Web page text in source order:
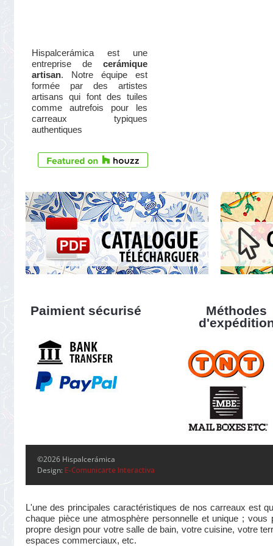
Hispalcerámica est une
entreprise de cerámique
artisan. Notre équipe est
formée par des artistes
artisans qui font des tuiles
comme autrefois pour les
carreaux typiques
authentiques
Paimient sécurisé
Méthodes
©2026 Hispalcerámica
Design: E-Comunicarte Interactiva
L'une des principales caractéristiques de nos carreaux est
chaque pièce une atmosphère personnelle et unique ;
propre design pour votre salle de bain, votre cuisine, votre
espaces commerciaux, etc.